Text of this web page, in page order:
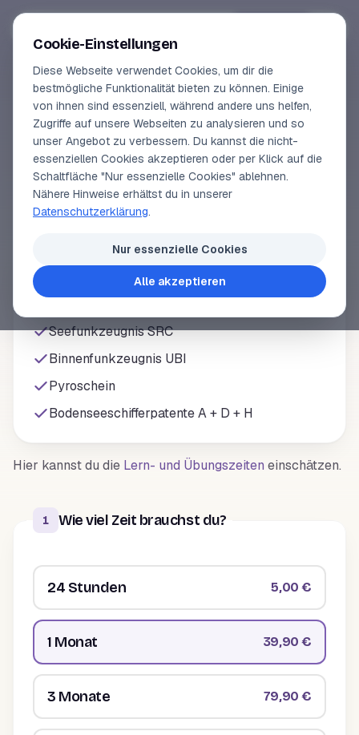
Online-Kurse
Vorschau
Erfahrungen
Lehrbuchautor
ANMELDEN
Sechs Scheine.Ein
Preis.
Sportbootführerschein See
Seefunkzeugnis SRC
Binnenfunkzeugnis UBI
Pyroschein
Bodenseeschifferpatente A + D + H
Hier kannst du die Lern- und Übungszeiten einschätzen.
1 Wie viel Zeit brauchst du?
24 Stunden 5,00 €
1 Monat 39,90 €
3 Monate 79,90 €
Cookie-Einstellungen
Diese Webseite verwendet Cookies, um dir die
bestmögliche Funktionalität bieten zu können. Einige
von ihnen sind essenziell, während andere uns helfen,
Zugriffe auf unsere Webseiten zu analysieren und so
unser Angebot zu verbessern. Du kannst die nicht-
essenziellen Cookies akzeptieren oder per Klick auf die
Schaltfläche "Nur essenzielle Cookies" ablehnen.
Nähere Hinweise erhältst du in unserer
Datenschutzerklärung.
Nur essenzielle Cookies
Alle akzeptieren